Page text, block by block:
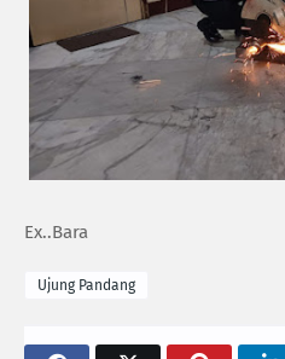
Ex..Bara
Ujung Pandang